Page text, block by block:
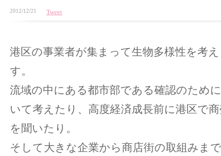
2012/12/21 Tweet
港区の事業者が集まって生物多様性を考
す。
流域の中にある都市部である確認のため
いて考えたり、高度経済成長前に港区で
を聞いたり。
そして大きな企業から商店街の取組みま